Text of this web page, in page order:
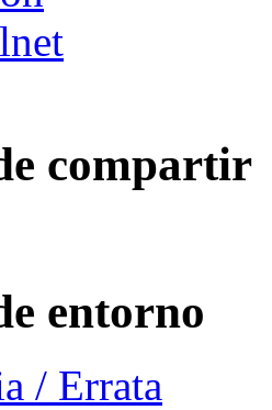
compartir
entorno
/ Errata